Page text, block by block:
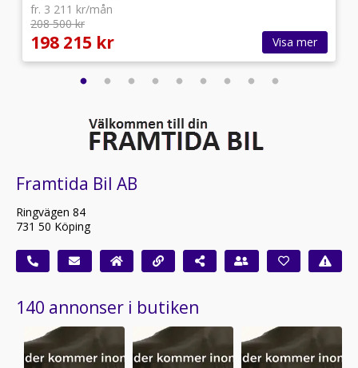
fr. 3 211 kr/mån
208 500 kr
198 215 kr Visa mer
Framtida Bil AB
Ringvägen 84
731 50 Köping
140 annonser i butiken